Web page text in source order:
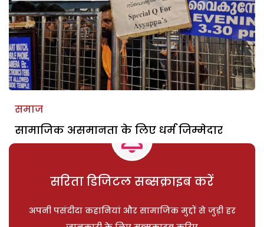
समाज
सामाजिक असमानता के लिए धर्म जिम्मेदार
सरिता डिजिटल सब्सक्राइब करें
अपनी पसंदीदा कहानियां और सामाजिक मुद्दों से जुड़ी हर